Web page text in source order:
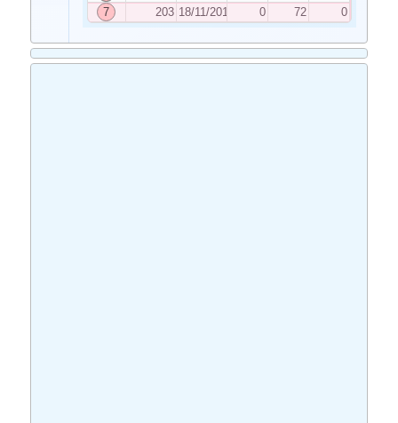
7
203 18/11/2019 0 72 0